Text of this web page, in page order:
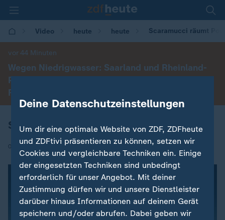
Video heute heute Scaramucci räumt
vor 44 Minuten
Wegen Niedrigwasser: Saarland und Rheinland-
Pfalz heben als erste Bundesländer Lkw-
Feiertagsfahrverbot auf
Scaramucci räumt Posten
01.08.2017 | 09:49
Deine Datenschutzeinstellungen
Um dir eine optimale Website von ZDF, ZDFheute
und ZDFtivi präsentieren zu können, setzen wir
Cookies und vergleichbare Techniken ein. Einige
der eingesetzten Techniken sind unbedingt
erforderlich für unser Angebot. Mit deiner
Zustimmung dürfen wir und unsere Dienstleister
darüber hinaus Informationen auf deinem Gerät
speichern und/oder abrufen. Dabei geben wir